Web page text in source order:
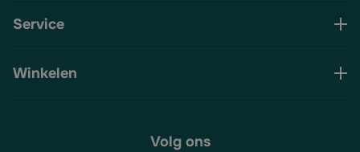
Service
Winkelen
Volg ons